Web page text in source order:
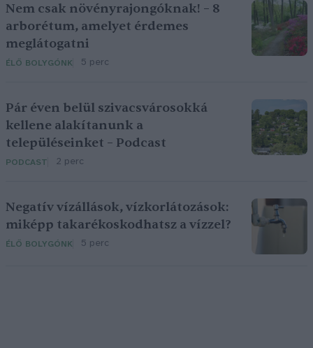
Nem csak növényrajongóknak! – 8
arborétum, amelyet érdemes
meglátogatni
ÉLŐ BOLYGÓNK 5 perc
Pár éven belül szivacsvárosokká
kellene alakítanunk a
településeinket – Podcast
PODCAST 2 perc
Negatív vízállások, vízkorlátozások:
miképp takarékoskodhatsz a vízzel?
ÉLŐ BOLYGÓNK 5 perc